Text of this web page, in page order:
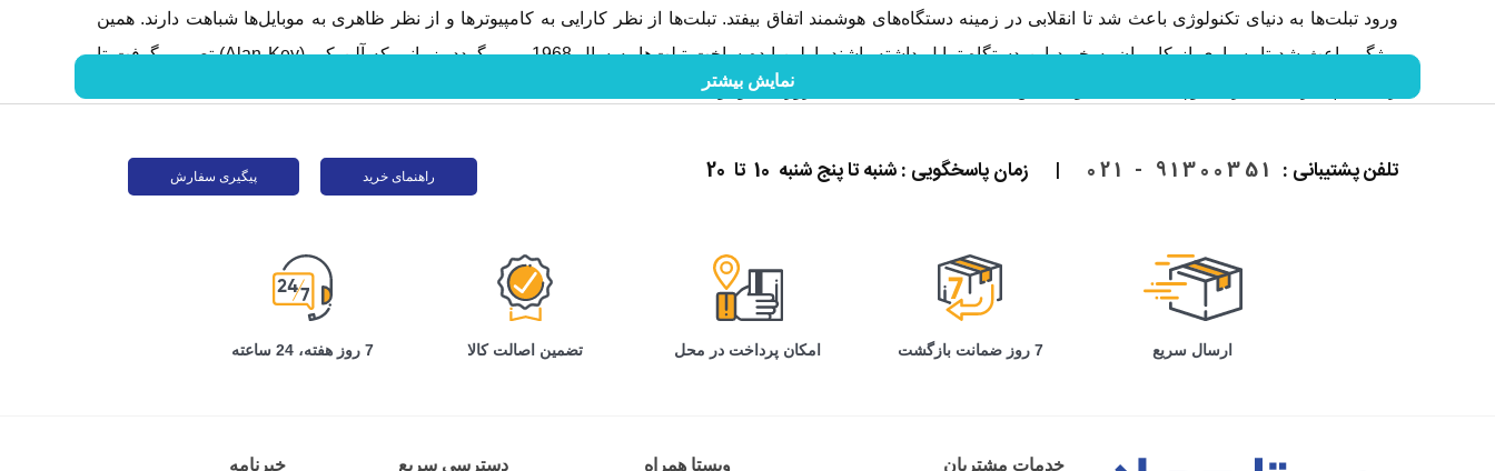
ورود تبلت‌ها به دنیای تکنولوژی باعث شد تا انقلابی در زمینه دستگاه‌های هوشمند اتفاق بیفتد. تبلت‌ها از نظر کارایی به کامپیوترها و از نظر ظاهری به موبایل‌ها شباهت دارند. همین
ویژگی باعث شد تا بسیاری از کاربران به خرید این دستگاه تمایل داشته باشند. اولین ایده ساخت تبلت‌ها به سال 1968 برمی‌گردد، زمانی که آلن کی (Alan Key) تصمیم گرفت تا
رایانه‌ای پیشرفته با اجزای کوچک ایجاد کند؛ توسعه این ایده باعث شد تا تبلت‌های امروزی به وجود بیایند.
از کاربران قرار گرفته است.
نمایش بیشتر
تلفن پشتیبانی : 91300351 - 021
| زمان پاسخگویی : شنبه تا پنج شنبه 10 تا 20 راهنمای خرید پیگیری سفارش
ارسال سریع 7 روز ضمانت بازگشت امکان پرداخت در محل تضمین اصالت کالا 7 روز هفته، 24 ساعته
خدمات مشتریان ویستا همراه دسترسی سریع خبرنامه